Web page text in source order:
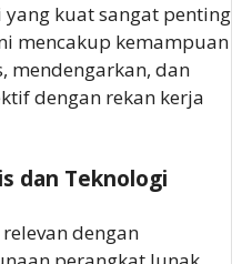
kuat sangat penting
mencakup kemampuan
mendengarkan, dan
dengan rekan kerja
dan Teknologi
dengan